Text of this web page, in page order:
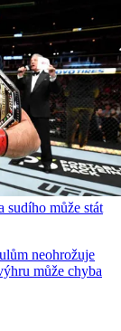
sudího může stát
neohrožuje
může chyba